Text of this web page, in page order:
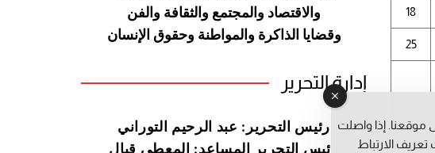
18
25
والاقتصاد والمجتمع والثقافة والفن
وقضايا الذاكرة والمواطنة وحقوق الإنسان
إدارة التحرير
رئيس التحرير: عبد الرحيم التوراني
رئيس التحرير المساعد: المعطي قبال
موقعنا. إذا واصلت
الارتباط